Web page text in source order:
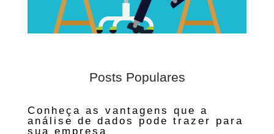
Posts Populares
Conheça as vantagens que a
análise de dados pode trazer para
sua empresa